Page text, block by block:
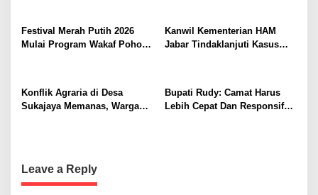
v
i
a
t
n
Festival Merah Putih 2026
Mulai Program Wakaf Pohon
Kanwil Kementerian HAM
Jabar Tindaklanjuti Kasus
Konflik Agraria di Desa
Sukajaya Memanas, Warga
Bupati Rudy: Camat Harus
Lebih Cepat Dan Responsif
Leave a Reply